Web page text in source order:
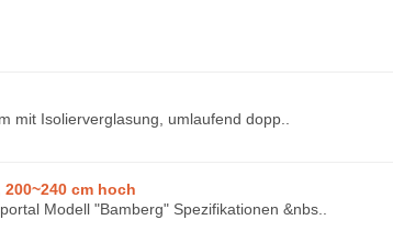
mit Isolierverglasung, umlaufend dopp..
cm hoch
Modell "Bamberg" Spezifikationen &nbs..